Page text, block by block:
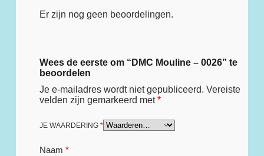
Er zijn nog geen beoordelingen.
Wees de eerste om “DMC Mouline – 0026” te
beoordelen
Je e-mailadres wordt niet gepubliceerd. Vereiste
velden zijn gemarkeerd met*
JE WAARDERING *
Naam *